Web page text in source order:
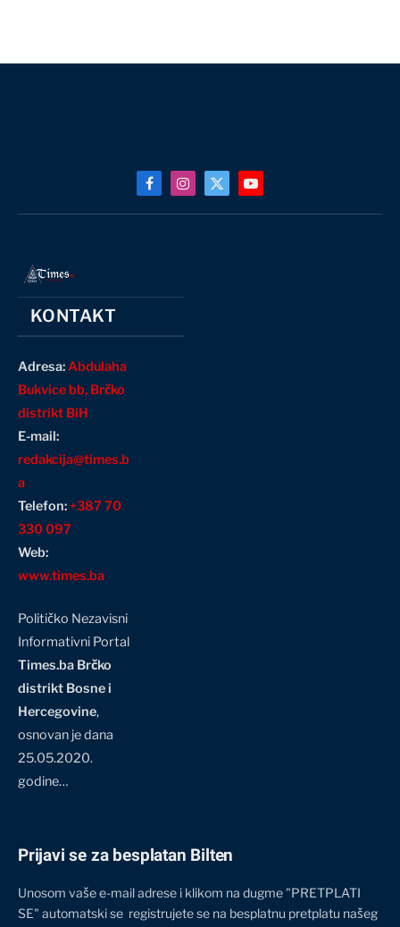
FacebookInstagram
X
(Twitter)
YouTube
KONTAKT
Adresa:Abdulaha
Bukvice bb, Brčko
distrikt BiH
E-mail:
redakcija@times.b
a
Telefon:+387 70
330 097
Web:
www.times.ba
Političko Nezavisni
Informativni Portal
Times.ba Brčko
distrikt Bosne i
Hercegovine,
osnovan je dana
25.05.2020.
godine…
Prijavi se za besplatan Bilten
Unosom vaše e-mail adrese i klikom na dugme "PRETPLATI
SE" automatski se registrujete se na besplatnu pretplatu našeg